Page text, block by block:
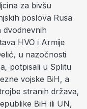
za bivšu
poslova Rusa
HVO i Armije
u nazočnosti
potpisali u Splitu
vojske BiH, a
stranih država,
BiH ili UN,